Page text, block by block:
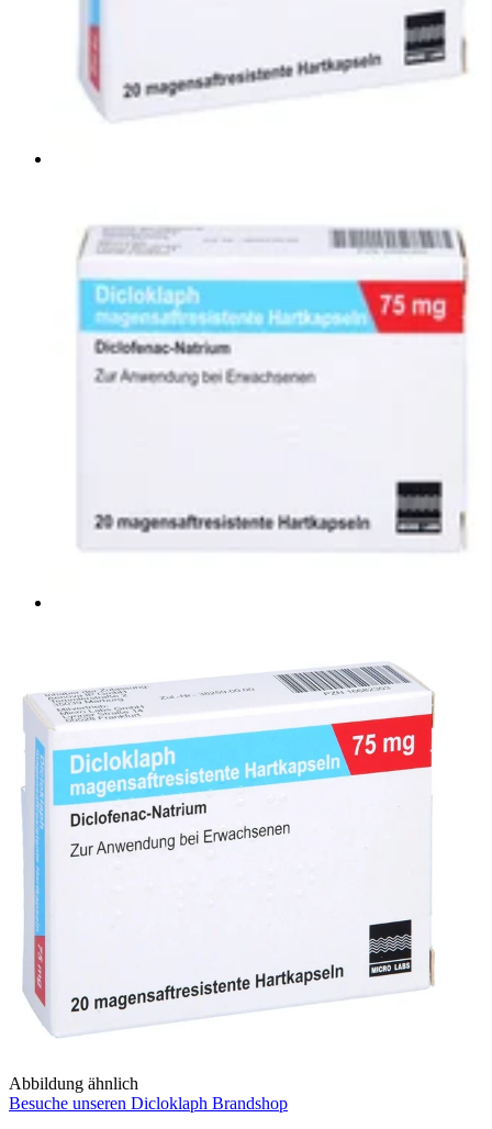
Abbildung ähnlich
Besuche unseren Dicloklaph Brandshop